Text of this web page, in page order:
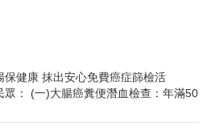
健康 抹出安心免費癌症篩檢活
： (一)大腸癌糞便潛血檢查：年滿50